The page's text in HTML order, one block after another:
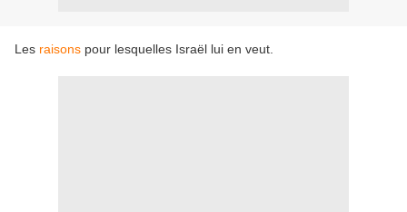
Les raisons pour lesquelles Israël lui en veut.